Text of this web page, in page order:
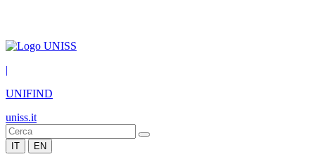
|
UNIFIND
uniss.it
IT EN